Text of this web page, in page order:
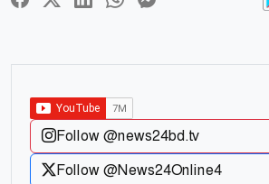
Follow @news24bd.tv
Follow @News24Online4